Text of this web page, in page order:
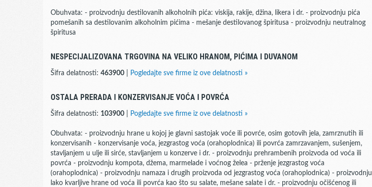
Obuhvata: - proizvodnju destilovanih alkoholnih pića: viskija, rakije, džina, likera i dr. - proizvodnju pića
pomešanih sa destilovanim alkoholnim pićima - mešanje destilovanog špiritusa - proizvodnju neutralnog
špiritusa
NESPECIJALIZOVANA TRGOVINA NA VELIKO HRANOM, PIĆIMA I DUVANOM
Šifra delatnosti: 463900 Pogledajte sve firme iz ove delatnosti »
OSTALA PRERADA I KONZERVISANJE VOĆA I POVRĆA
Šifra delatnosti: 103900 Pogledajte sve firme iz ove delatnosti »
Obuhvata: - proizvodnju hrane u kojoj je glavni sastojak voće ili povrće, osim gotovih jela, zamrznutih ili
konzervisanih - konzervisanje voća, jezgrastog voća (orahoplodnica) ili povrća zamrzavanjem, sušenjem,
stavljanjem u ulje ili sirće, stavljanjem u konzerve i dr. - proizvodnju prehrambenih proizvoda od voća ili
povrća - proizvodnju kompota, džema, marmelade i voćnog želea - prženje jezgrastog voća
(orahoplodnica) - proizvodnju namaza i drugih proizvoda od jezgrastog voća (orahoplodnica) - proizvodnju
lako kvarljive hrane od voća ili povrća kao što su salate, mešane salate i dr. - proizvodnju očišćenog ili